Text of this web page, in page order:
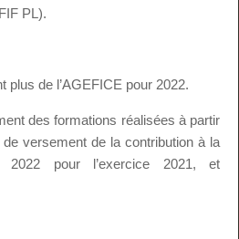
du Dirigeant.
une question.
PL).
plus de l’AGEFICE pour 2022.
des formations réalisées à partir
versement de la contribution à la
2022 pour l’exercice 2021, et